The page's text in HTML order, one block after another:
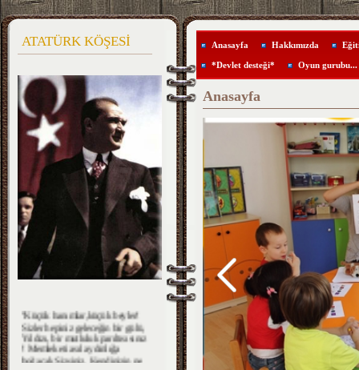
ATATÜRK KÖŞESİ
Sizler hepiniz geleceğin bir gülü,
Yıldızı, bir mutluluk parıltısısınız
! Memleketi asıl aydınlığa
boğacak Sizsiniz. Kendinizin ne
kadar mühim, Kıymetli
Anasayfa Hakkımızda
*Devlet desteği* Oyun gurubu...
Anasayfa